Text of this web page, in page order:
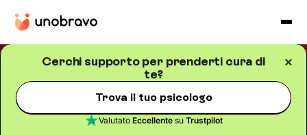
Cerchi supporto per prenderti cura di
te?
Trova il tuo psicologo
Valutato Eccellentesu Trustpilot
minuti di lettura
Il transfert: cos’è, come
affrontarlo e superarlo